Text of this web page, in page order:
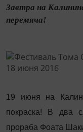
Завтра на
перемяча!
19 июня на
покраска! В два
прораба Фоата